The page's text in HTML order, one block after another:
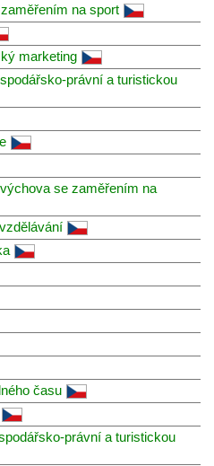
na sport
marketing
právní a turistickou
se zaměřením na
času
právní a turistickou